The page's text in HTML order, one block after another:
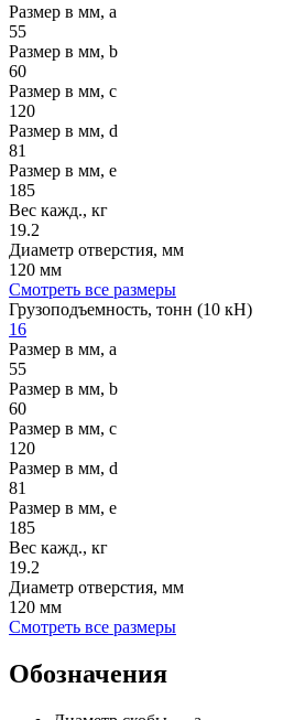
Размер в мм, a
55
Размер в мм, b
60
Размер в мм, c
120
Размер в мм, d
81
Размер в мм, e
185
Вес кажд., кг
19.2
Диаметр отверстия, мм
120 мм
Смотреть все размеры
Грузоподъемность, тонн (10 кН)
16
Размер в мм, a
55
Размер в мм, b
60
Размер в мм, c
120
Размер в мм, d
81
Размер в мм, e
185
Вес кажд., кг
19.2
Диаметр отверстия, мм
120 мм
Смотреть все размеры
Обозначения